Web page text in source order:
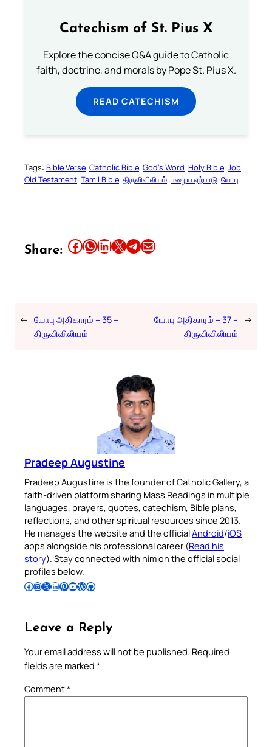
Catechism of St. Pius X
Explore the concise Q&A guide to Catholic
faith, doctrine, and morals by Pope St. Pius X.
READ CATECHISM
Tags: Bible Verse Catholic Bible God’s Word Holy Bible Job
Old Testament Tamil Bible திருவிவிலியம் பழைய ஏற்பாடு யோபு
Share: Share this article on Facebook Share this article on WhatsApp Share this article on LinkedIn Share this article on X Share this article on TelegramEmail this Article
← யோபு அதிகாரம் – 35 –
திருவிவிலியம்
யோபு அதிகாரம் – 37 –
திருவிவிலியம்
→
Pradeep Augustine
Pradeep Augustine is the founder of Catholic Gallery, a
faith-driven platform sharing Mass Readings in multiple
languages, prayers, quotes, catechism, Bible plans,
reflections, and other spiritual resources since 2013.
He manages the website and the officialAndroid/iOS
apps alongside his professional career (Read his
story). Stay connected with him on the official social
profiles below.
Follow Pradeep on Facebook Follow Pradeep on InstagramFollow Pradeep on X Follow Pradeep on LinkedIn Follow Pradeep on Pinterest Subscribe to Pradeep’s Youtube Channel Follow Pradeep on WordPress Follow Pradeep on GitHub
Leave a Reply
Your email address will not be published. Required
fields are marked *
Comment*